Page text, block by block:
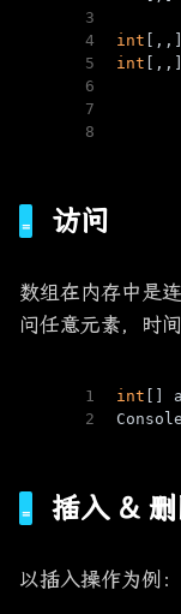
3
4
5
6
7
8
int
int
访问
数组在内存中是
问任意元素，时
1
2
int []
插入 &
以插入操作为例：